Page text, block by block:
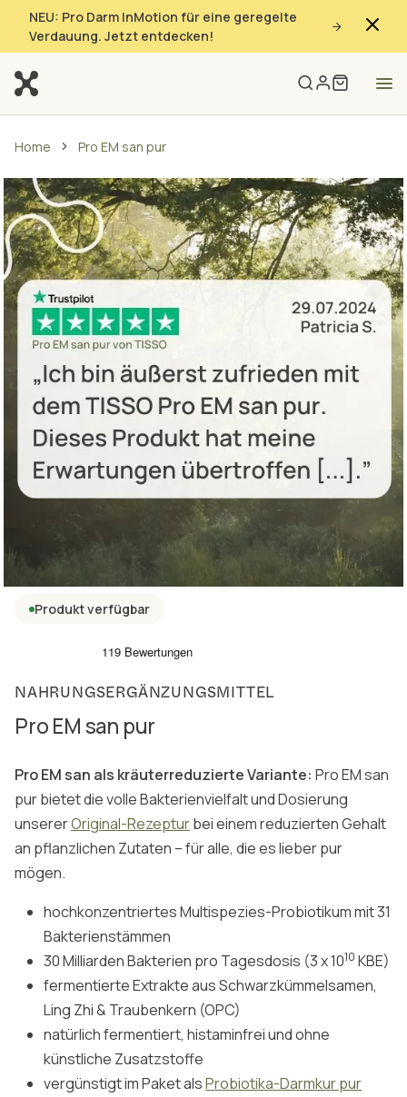
NEU: Pro Darm InMotion für eine geregelte
Verdauung. Jetzt entdecken!
Home Pro EM san pur
Produkt verfügbar
NAHRUNGSERGÄNZUNGSMITTEL
Pro EM san pur
Pro EM san als kräuterreduzierte Variante: Pro EM san
pur bietet die volle Bakterienvielfalt und Dosierung
unsererOriginal-Rezepturbei einem reduzierten Gehalt
an pflanzlichen Zutaten – für alle, die es lieber pur
mögen.
hochkonzentriertes Multispezies-Probiotikum mit 31
Bakterienstämmen
30 Milliarden Bakterien pro Tagesdosis (3 x 1010 KBE)
fermentierte Extrakte aus Schwarzkümmelsamen,
Ling Zhi & Traubenkern (OPC)
natürlich fermentiert, histaminfrei und ohne
künstliche Zusatzstoffe
vergünstigt im Paket alsProbiotika-Darmkur pur